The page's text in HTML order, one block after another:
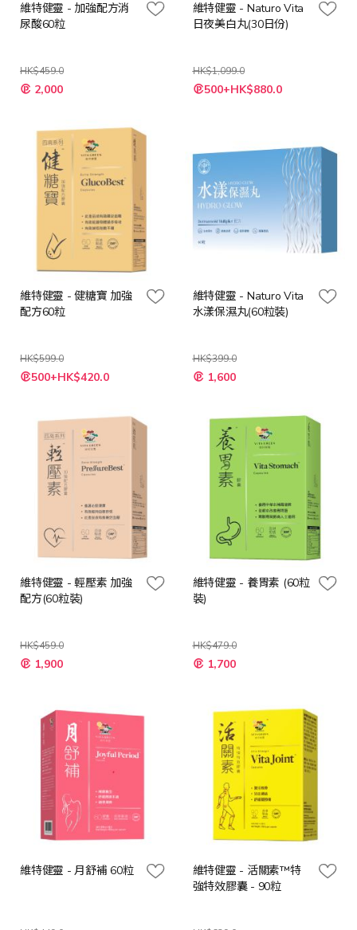
維特健靈 - 加強配方消
尿酸60粒
HK$459.0
特
殊 2,000
維特健靈 - Naturo Vita
日夜美白丸(30日份)
HK$1,099.0
特
殊 500+HK$880.0
維特健靈 - 健糖寶 加強
配方60粒
HK$599.0
特
殊 500+HK$420.0
維特健靈 - Naturo Vita
水漾保濕丸(60粒裝)
HK$399.0
特
殊 1,600
維特健靈 - 輕壓素 加強
配方(60粒裝)
HK$459.0
特
殊 1,900
維特健靈 - 養胃素 (60粒
裝)
HK$479.0
特
殊 1,700
維特健靈 - 月舒補 60粒
維特健靈 - 活關素™特
強特效膠囊 - 90粒